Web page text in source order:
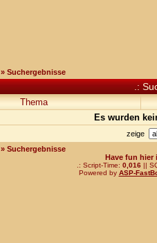
» Suchergebnisse
.:
Thema
Es wurden
zeige
» Suchergebnisse
Have fun hier
.: Script-Time: 0,016 ||
Powered by ASP-